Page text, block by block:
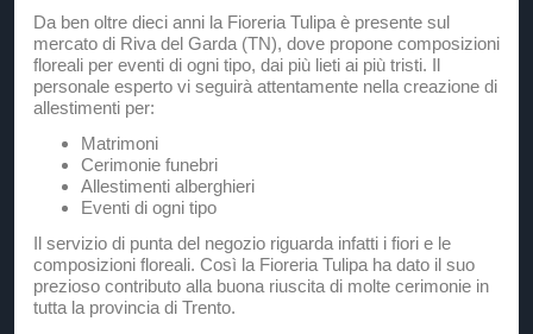
Da ben oltre dieci anni la Fioreria Tulipa è presente sul
mercato di Riva del Garda (TN), dove propone composizioni
floreali per eventi di ogni tipo, dai più lieti ai più tristi. Il
personale esperto vi seguirà attentamente nella creazione di
allestimenti per:
Matrimoni
Cerimonie funebri
Allestimenti alberghieri
Eventi di ogni tipo
Il servizio di punta del negozio riguarda infatti i fiori e le
composizioni floreali. Così la Fioreria Tulipa ha dato il suo
prezioso contributo alla buona riuscita di molte cerimonie in
tutta la provincia di Trento.